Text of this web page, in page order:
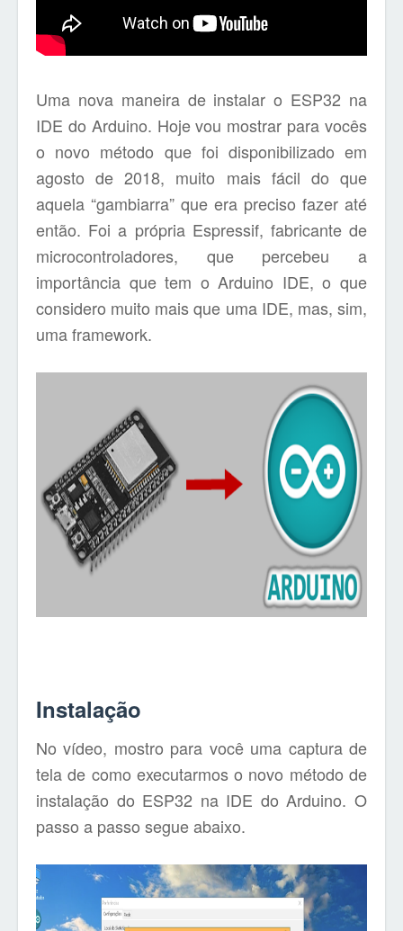
Uma nova maneira de instalar o ESP32 na
IDE do Arduino. Hoje vou mostrar para vocês
o novo método que foi disponibilizado em
agosto de 2018, muito mais fácil do que
aquela “gambiarra” que era preciso fazer até
então. Foi a própria Espressif, fabricante de
microcontroladores, que percebeu a
importância que tem o Arduino IDE, o que
considero muito mais que uma IDE, mas, sim,
uma framework.
Instalação
No vídeo, mostro para você uma captura de
tela de como executarmos o novo método de
instalação do ESP32 na IDE do Arduino. O
passo a passo segue abaixo.